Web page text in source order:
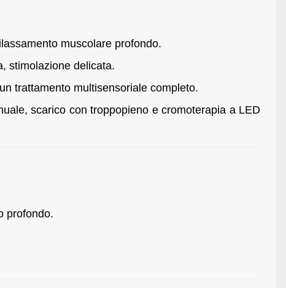
muscolare profondo.
stimolazione delicata.
trattamento multisensoriale completo.
scarico con troppopieno e cromoterapia a LED
profondo.